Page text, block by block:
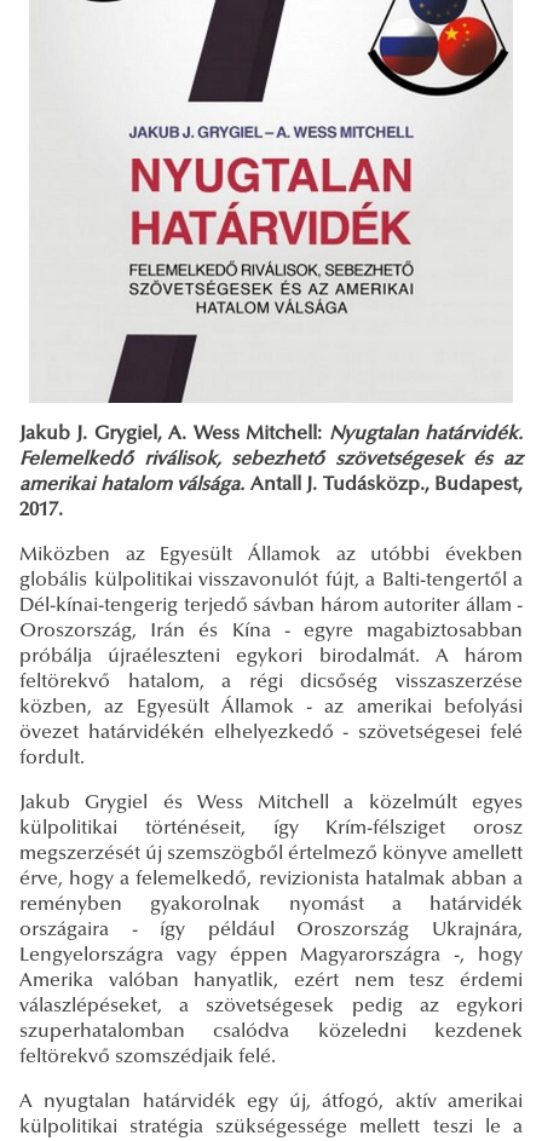
Jakub J. Grygiel, A. Wess Mitchell: Nyugtalan határvidék.
Felemelkedő riválisok, sebezhető szövetségesek és az
amerikai hatalom válsága. Antall J. Tudásközp., Budapest,
2017.
Miközben az Egyesült Államok az utóbbi években
globális külpolitikai visszavonulót fújt, a Balti-tengertől a
Dél-kínai-tengerig terjedő sávban három autoriter állam -
Oroszország, Irán és Kína - egyre magabiztosabban
próbálja újraéleszteni egykori birodalmát. A három
feltörekvő hatalom, a régi dicsőség visszaszerzése
közben, az Egyesült Államok - az amerikai befolyási
övezet határvidékén elhelyezkedő - szövetségesei felé
fordult.
Jakub Grygiel és Wess Mitchell a közelmúlt egyes
külpolitikai történéseit, így Krím-félsziget orosz
megszerzését új szemszögből értelmező könyve amellett
érve, hogy a felemelkedő, revizionista hatalmak abban a
reményben gyakorolnak nyomást a határvidék
országaira - így például Oroszország Ukrajnára,
Lengyelországra vagy éppen Magyarországra -, hogy
Amerika valóban hanyatlik, ezért nem tesz érdemi
válaszlépéseket, a szövetségesek pedig az egykori
szuperhatalomban csalódva közeledni kezdenek
feltörekvő szomszédjaik felé.
A nyugtalan határvidék egy új, átfogó, aktív amerikai
külpolitikai stratégia szükségessége mellett teszi le a